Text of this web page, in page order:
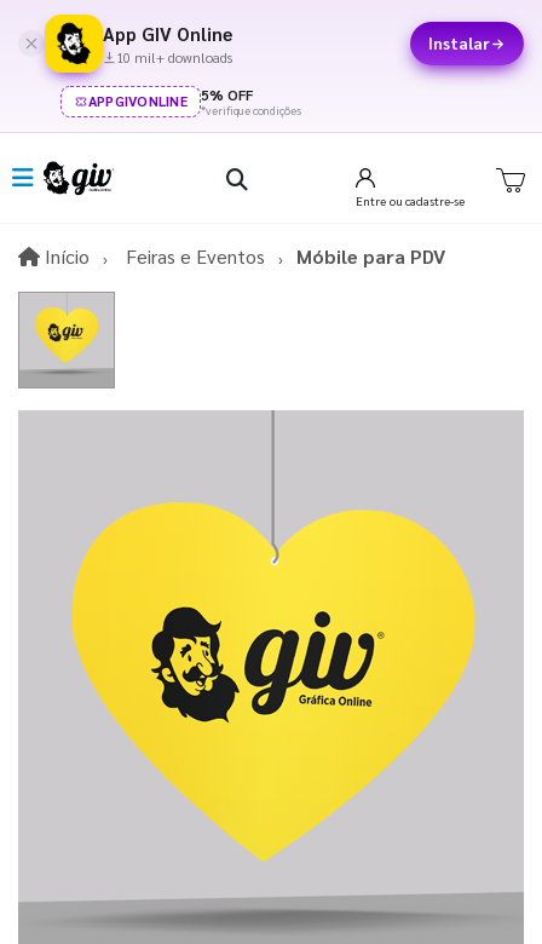
App GIV Online
10 mil+ downloads
Instalar
APPGIVONLINE 5% OFF
*verifique condições
Entre ou cadastre-se
Início InícioFeiras e Eventos Móbile para PDV